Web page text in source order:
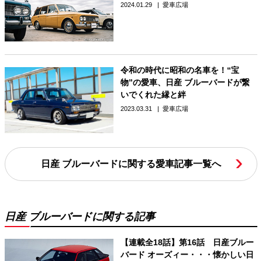
2024.01.29 愛車広場
令和の時代に昭和の名車を！“宝
物”の愛車、日産 ブルーバードが繋
いでくれた縁と絆
2023.03.31 愛車広場
日産 ブルーバードに関する愛車記事一覧へ
日産 ブルーバードに関する記事
【連載全18話】第16話 日産ブルー
バード オーズィー・・・懐かしい日